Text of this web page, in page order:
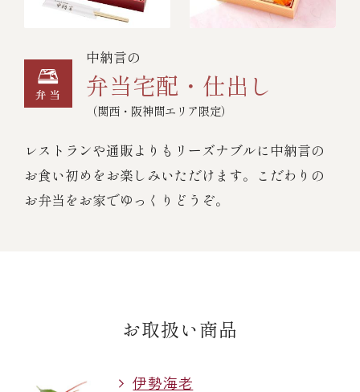
中納言の
弁当宅配・仕出し
（関西・阪神間エリア限定）
レストランや通販よりもリーズナブルに中納言の
お食い初めをお楽しみいただけます。こだわりの
お弁当をお家でゆっくりどうぞ。
お取扱い商品
伊勢海老